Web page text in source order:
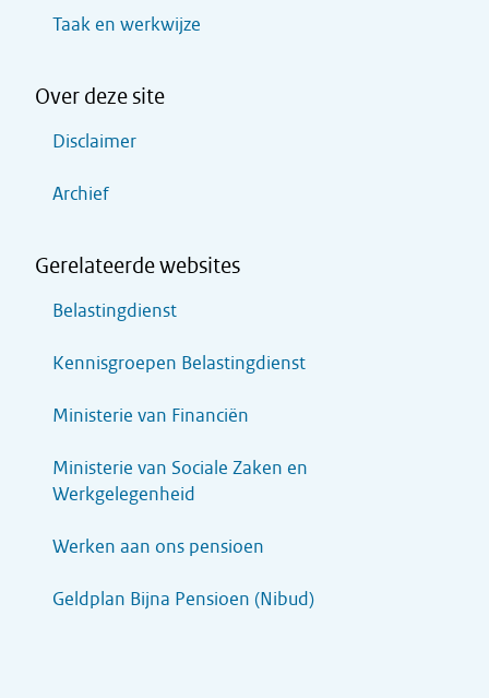
Taak en werkwijze
Over deze site
Disclaimer
Archief
Gerelateerde websites
Belastingdienst
Kennisgroepen Belastingdienst
Ministerie van Financiën
Ministerie van Sociale Zaken en
Werkgelegenheid
Werken aan ons pensioen
Geldplan Bijna Pensioen (Nibud)